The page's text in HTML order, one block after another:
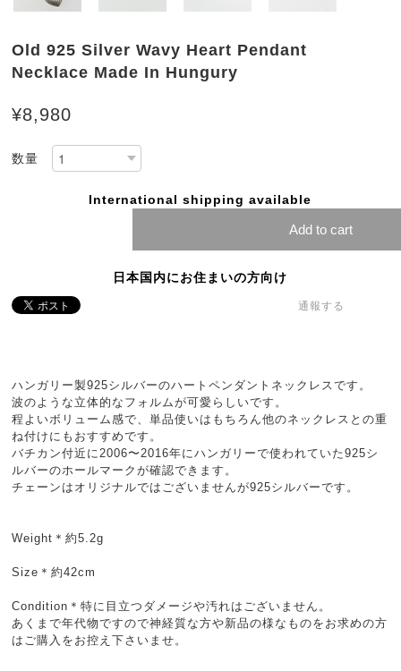
Old 925 Silver Wavy Heart Pendant
Necklace Made In Hungury
¥8,980
数量
International shipping available
Add to cart
日本国内にお住まいの方向け
通報する
ハンガリー製925シルバーのハートペンダントネックレスです。
波のような立体的なフォルムが可愛らしいです。
程よいボリューム感で、単品使いはもちろん他のネックレスとの重
ね付けにもおすすめです。
バチカン付近に2006〜2016年にハンガリーで使われていた925シ
ルバーのホールマークが確認できます。
チェーンはオリジナルではございませんが925シルバーです。
Weight＊約5.2g
Size＊約42cm
Condition＊特に目立つダメージや汚れはございません。
あくまで年代物ですので神経質な方や新品の様なものをお求めの方
はご購入をお控え下さいませ。